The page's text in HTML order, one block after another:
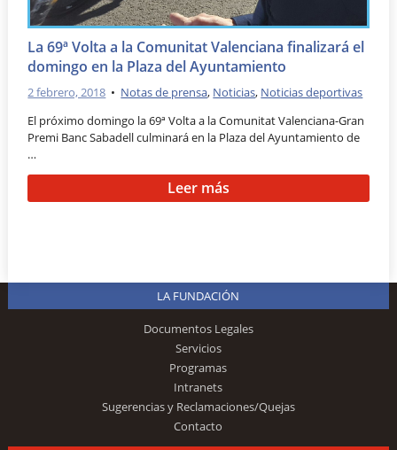
La 69ª Volta a la Comunitat Valenciana finalizará el
domingo en la Plaza del Ayuntamiento
2 febrero, 2018 • Notas de prensa, Noticias, Noticias deportivas
El próximo domingo la 69ª Volta a la Comunitat Valenciana-Gran
Premi Banc Sabadell culminará en la Plaza del Ayuntamiento de
…
Leer más
LA FUNDACIÓN
Documentos Legales
Servicios
Programas
Intranets
Sugerencias y Reclamaciones/Quejas
Contacto